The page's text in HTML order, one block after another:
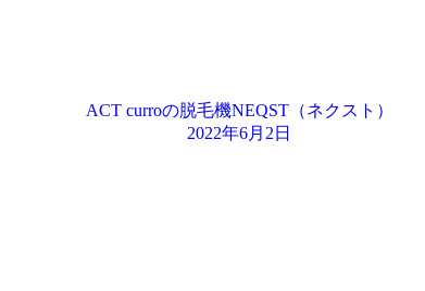
ACT curroの脱毛機NEQST（ネクスト）
2022年6月2日